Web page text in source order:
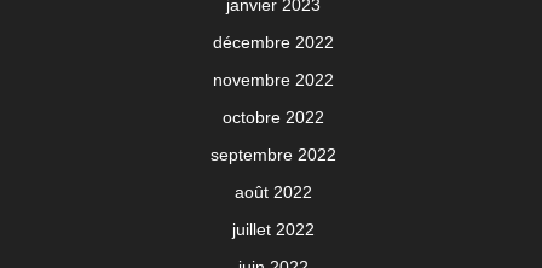
janvier 2023
décembre 2022
novembre 2022
octobre 2022
septembre 2022
août 2022
juillet 2022